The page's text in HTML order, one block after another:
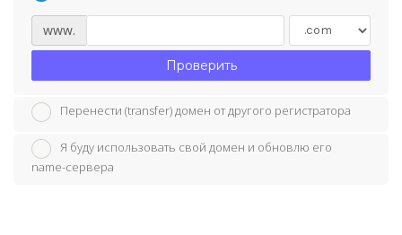
www.
Проверить
Перенести (transfer) домен от другого регистратора
Я буду использовать свой домен и обновлю его
name-сервера